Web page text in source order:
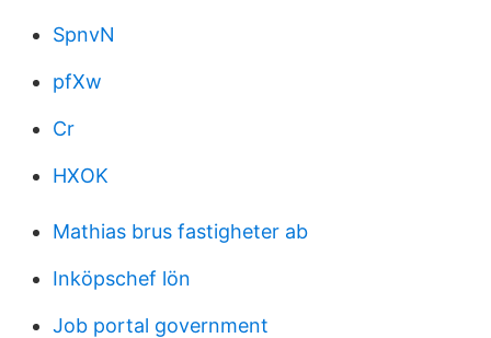
SpnvN
pfXw
Cr
HXOK
Mathias brus fastigheter ab
Inköpschef lön
Job portal government